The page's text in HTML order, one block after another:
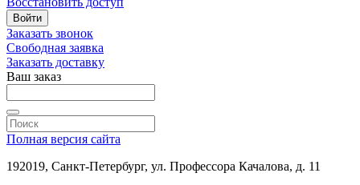
Войти
Заказать звонок
Свободная заявка
Заказать доставку
Ваш заказ
Полная версия сайта
192019, Санкт-Петербург, ул. Профессора Качалова, д. 11